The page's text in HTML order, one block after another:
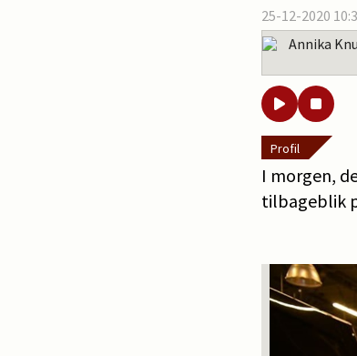
25-12-2020
Annika
Profil
I morgen,
tilbageblik